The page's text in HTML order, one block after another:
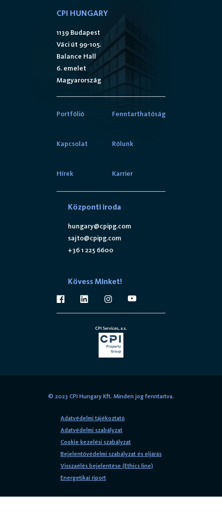
CPI HUNGARY
1139 Budapest
Váci út 99-105.
Balance Hall
6. emelet
Magyarország
Portfólió Fenntarthatóság
Kapcsolat Rólunk
Hírek Karrier
Központi iroda
hungary@cpipg.com
sajto@cpipg.com
+36 1 225 6600
Kövess Minket!
© 2023 CPI Hungary Kft. Minden jog fenntartva.
Adatvédelmi tájékoztató
Adatvédelmi szabályzat
Cookie kezelési szabályzat
Bejelentővédelmi szabályzat és eljárás
Visszaélés bejelentése (Ethics line)
Energetikai riport